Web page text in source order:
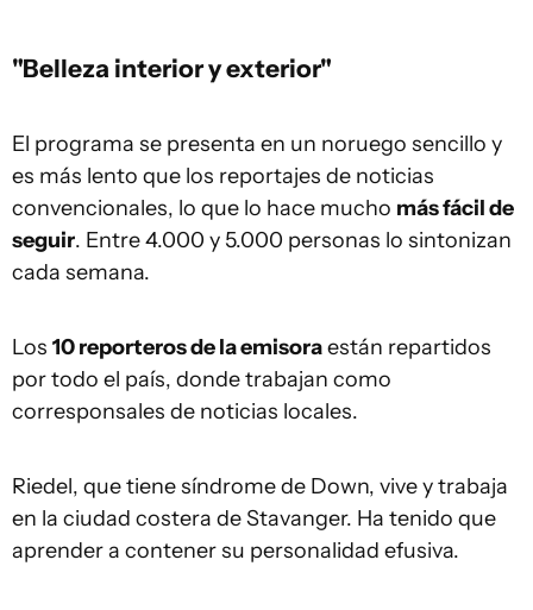
"Belleza interior y exterior"
El programa se presenta en un noruego sencillo y
es más lento que los reportajes de noticias
convencionales, lo que lo hace mucho más fácil de
seguir. Entre 4.000 y 5.000 personas lo sintonizan
cada semana.
Los 10 reporteros de la emisoraestán repartidos
por todo el país, donde trabajan como
corresponsales de noticias locales.
Riedel, que tiene síndrome de Down, vive y trabaja
en la ciudad costera de Stavanger. Ha tenido que
aprender a contener su personalidad efusiva.